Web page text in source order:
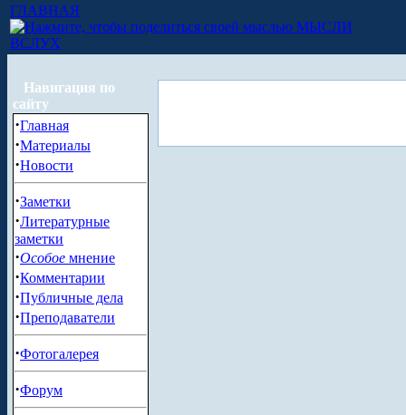
ГЛАВНАЯ
МЫСЛИ
ВСЛУХ
Навигация по
сайту
·Главная
·Материалы
·Новости
·Заметки
·Литературные
заметки
·Особое мнение
·Комментарии
·Публичные дела
·Преподаватели
·Фотогалерея
·Форум